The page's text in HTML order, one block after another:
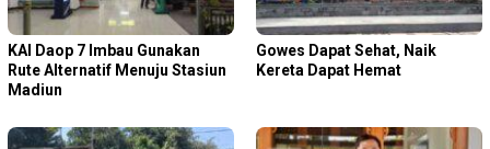
KAI Daop 7 Imbau Gunakan
Rute Alternatif Menuju Stasiun
Madiun
Gowes Dapat Sehat, Naik
Kereta Dapat Hemat